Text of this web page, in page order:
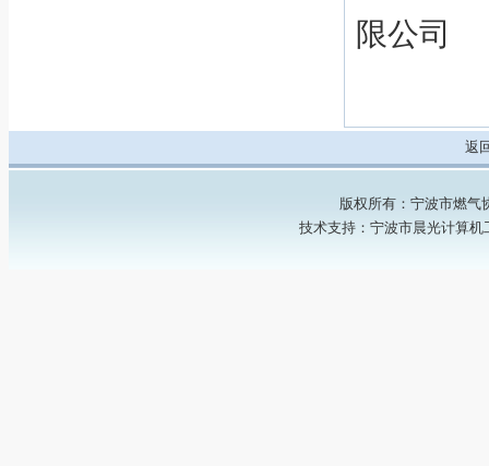
限公司
返
版权所有：宁波市燃气
技术支持：宁波市晨光计算机